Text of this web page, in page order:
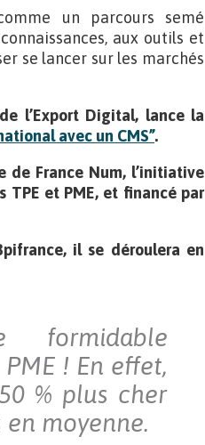
un parcours semé
aux outils et
se lancer sur les marchés
l’Export Digital, lance la
avec un CMS”.
de France Num, l’initiative
et PME, et financé par
il se déroulera en
formidable
! En effet,
% plus cher
moyenne.